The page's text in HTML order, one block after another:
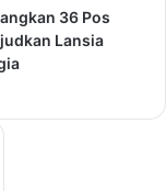
36 Pos
Lansia